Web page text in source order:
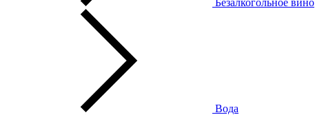
Безалкогольное вино
Вода